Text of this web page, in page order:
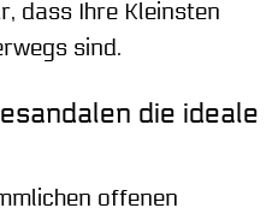
dass Ihre Kleinsten
sind.
die ideale
offenen